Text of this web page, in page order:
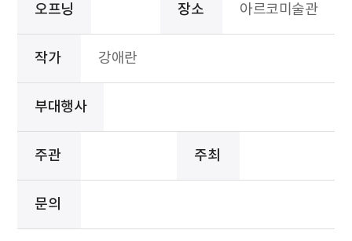
오프닝 장소 아르코미술관
작가 강애란
부대행사
주관 주최
문의